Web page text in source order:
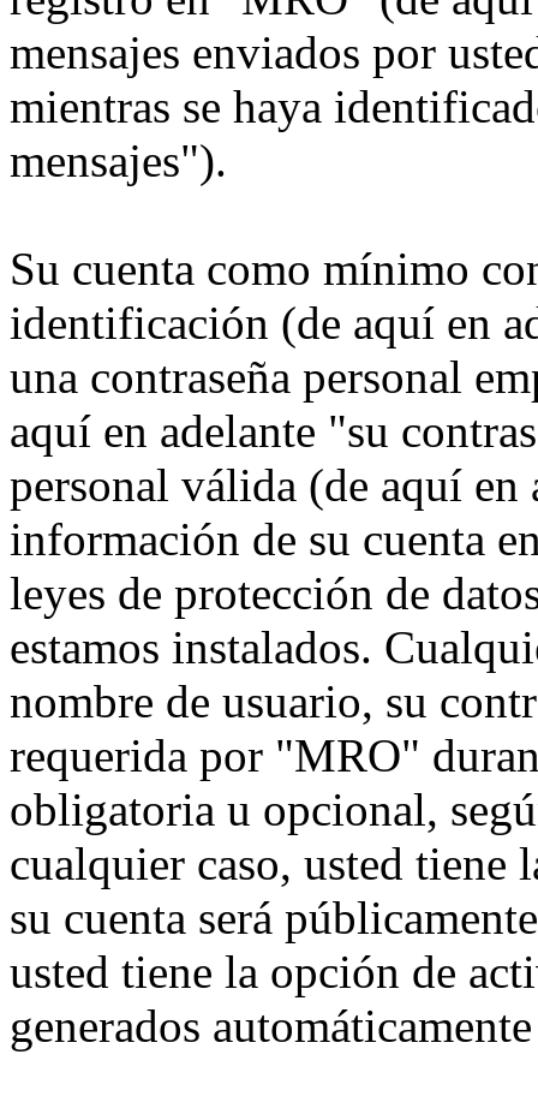
mensajes enviados por
mientras se haya
mensajes").
Su cuenta como mínimo
identificación (de aquí en
una contraseña personal
aquí en adelante "su
personal válida (de aquí
información de su cuenta
leyes de protección de
estamos instalados.
nombre de usuario, su
requerida por "MRO"
obligatoria u opcional,
cualquier caso, usted tiene
su cuenta será
usted tiene la opción de
generados